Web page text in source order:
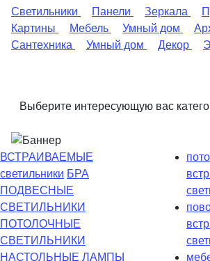
Светильники Панели Зеркала
Картины
Мебель Умный дом
Сантехника
Умный дом Декор
Выберите интересующую вас
ВСТРАИВАЕМЫЕ
светильники БРА
ПОДВЕСНЫЕ
СВЕТИЛЬНИКИ
ПОТОЛОЧНЫЕ
СВЕТИЛЬНИКИ
НАСТОЛЬНЫЕ ЛАМПЫ